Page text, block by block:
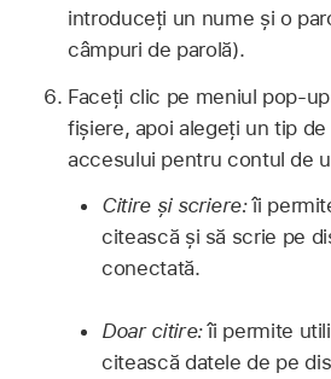
introduceți un nume și o
câmpuri de parolă).
Faceți clic pe meniul pop-
fișiere, apoi alegeți un tip
accesului pentru contul de
Citire și scriere:îi
citească și să scrie pe
conectată.
Doar citire:îi permite
citească datele de pe